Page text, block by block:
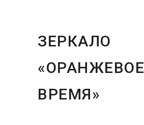
ЗЕРКАЛО
«ОРАНЖЕВОЕ
ВРЕМЯ»